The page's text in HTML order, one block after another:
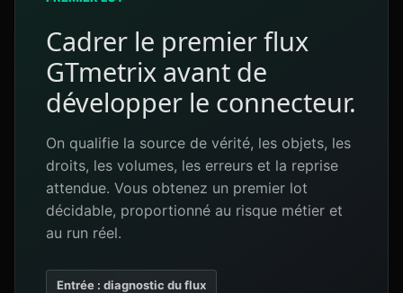
Cadrer le premier flux
GTmetrix avant de
développer le connecteur.
On qualifie la source de vérité, les objets, les
droits, les volumes, les erreurs et la reprise
attendue. Vous obtenez un premier lot
décidable, proportionné au risque métier et
au run réel.
Entrée : diagnostic du flux